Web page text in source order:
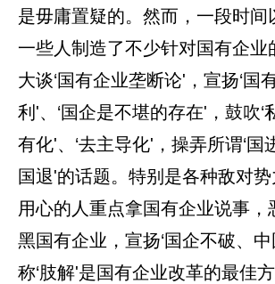
是毋庸置疑的。然而，一段时间
一些人制造了不少针对国有企业
大谈‘国有企业垄断论'，宣扬‘国
利'、‘国企是不堪的存在'，鼓吹‘
有化'、‘去主导化'，操弄所谓‘国
国退'的话题。特别是各种敌对
用心的人重点拿国有企业说事，
黑国有企业，宣扬‘国企不破、
称‘肢解'是国有企业改革的最佳